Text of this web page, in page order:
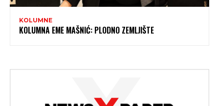
KOLUMNE
KOLUMNA EME MAŠNIĆ: PLODNO ZEMLJIŠTE